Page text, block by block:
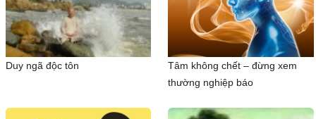
Duy ngã độc tôn
Tâm không chết – đừng xem
thường nghiệp báo